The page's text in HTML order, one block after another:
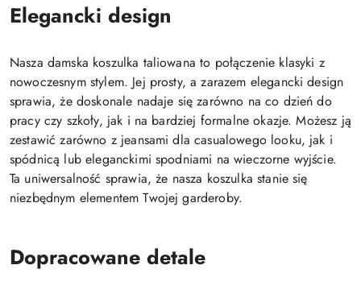
Elegancki design
Nasza damska koszulka taliowana to połączenie klasyki z
nowoczesnym stylem. Jej prosty, a zarazem elegancki design
sprawia, że doskonale nadaje się zarówno na co dzień do
pracy czy szkoły, jak i na bardziej formalne okazje. Możesz ją
zestawić zarówno z jeansami dla casualowego looku, jak i
spódnicą lub eleganckimi spodniami na wieczorne wyjście.
Ta uniwersalność sprawia, że nasza koszulka stanie się
niezbędnym elementem Twojej garderoby.
Dopracowane detale